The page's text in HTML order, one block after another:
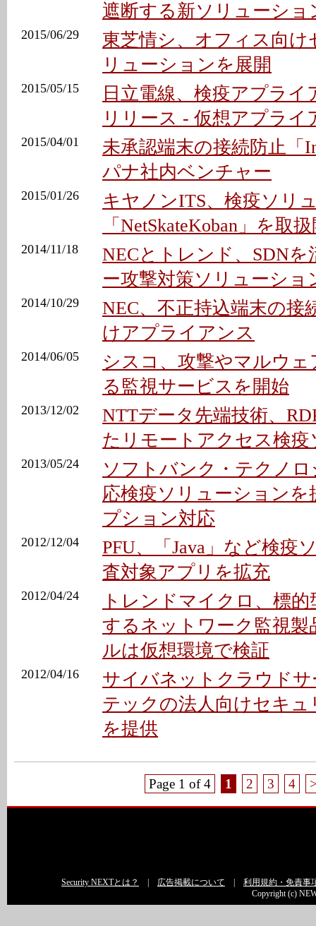
遮断する新ソリューショ
2015/06/29
東芝情シ、オフィス向
リューションを展開
2015/05/15
日立電線、検疫アプライ
リリース - 仮想アプライ
2015/04/01
未承認端末の接続防止「
パナ社内ベンチャー
2015/01/26
キヤノンITS、検疫ソリ
「NetSkateKoban」を取
2014/11/18
NECとトレンド、SDN
ー攻撃対策ソリューショ
2014/10/29
NEC、不正持込端末の接
けアプライアンス
2014/06/05
シスコ、攻撃やマルウ
る監視サービスを開始
2013/12/02
NTTデータ先端技術、
たリモートアクセス検
2013/05/24
ソフトバンク・テクノ
応検疫ソリューションを
プション対応
2012/12/04
PFU、「Java」など検疫
査対象アプリを拡充
2012/04/24
トレンドマイクロ、標
するネットワーク監視製
ルは仮想環境で検証
2012/04/16
サイバネットクラウド
テックの法人向けセキ
を提供
Page 1 of 4 1 2 3 4
Security NEXTとは？ 広告掲載について
利用規約・免責事
Copyright (c)